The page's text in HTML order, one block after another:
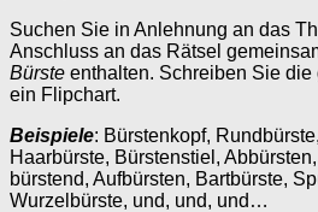
Suchen Sie in Anlehnung an das
Anschluss an das Rätsel
Bürste enthalten. Schreiben Sie
ein Flipchart.
Beispiele: Bürstenkopf,
Haarbürste, Bürstenstiel,
bürstend, Aufbürsten, Bartbürste,
Wurzelbürste, und, und, und…